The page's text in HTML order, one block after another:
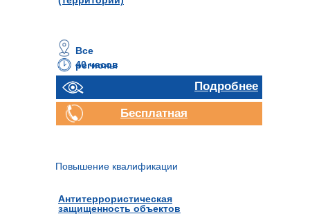
40 часов
Все
регионы
Бесплатная
Повышение квалификации
Антитеррористическая
защищенность объектов
Подробнее